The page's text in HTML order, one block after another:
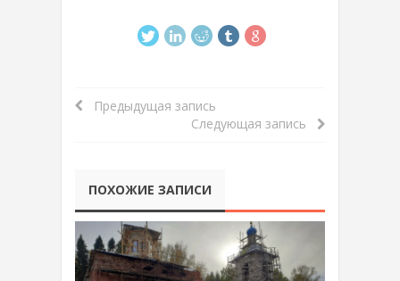
Предыдущая запись
Следующая запись
ПОХОЖИЕ ЗАПИСИ